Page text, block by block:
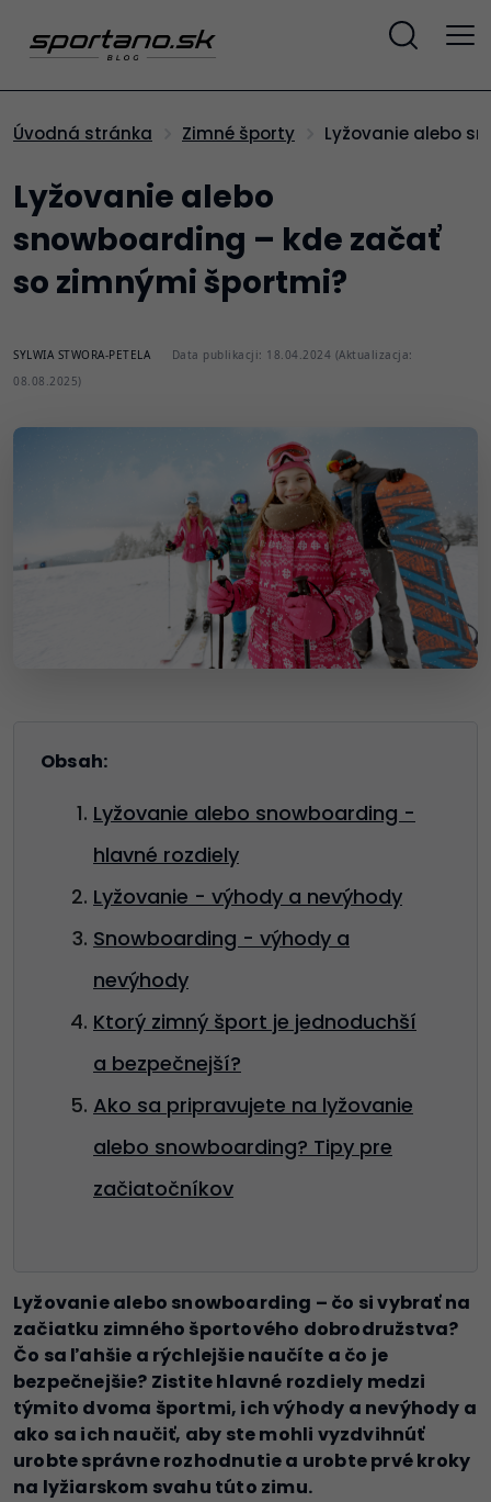
Úvodná stránka Zimné športy Lyžovanie alebo
Lyžovanie alebo
snowboarding – kde začať
so zimnými športmi?
SYLWIA STWORA-PETELA
Data publikacji: 18.04.2024 (Aktualizacja:
08.08.2025)
Obsah:
Lyžovanie alebo snowboarding -
hlavné rozdiely
Lyžovanie - výhody a nevýhody
Snowboarding - výhody a
nevýhody
Ktorý zimný šport je jednoduchší
a bezpečnejší?
Ako sa pripravujete na lyžovanie
alebo snowboarding? Tipy pre
začiatočníkov
Lyžovanie alebo snowboarding – čo si vybrať na
začiatku zimného športového dobrodružstva?
Čo sa ľahšie a rýchlejšie naučíte a čo je
bezpečnejšie? Zistite hlavné rozdiely medzi
týmito dvoma športmi, ich výhody a nevýhody a
ako sa ich naučiť, aby ste mohli vyzdvihnúť
urobte správne rozhodnutie a urobte prvé kroky
na lyžiarskom svahu túto zimu.